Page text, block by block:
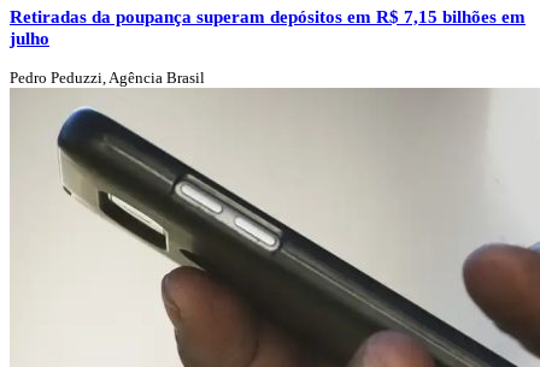
Retiradas da poupança superam depósitos em R$ 7,15 bilhões em
julho
Pedro Peduzzi, Agência Brasil